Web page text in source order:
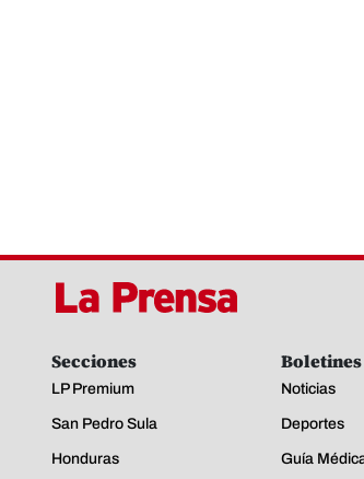
Secciones
LP Premium
San Pedro Sula
Honduras
Boletines
Noticias
Deportes
Guía